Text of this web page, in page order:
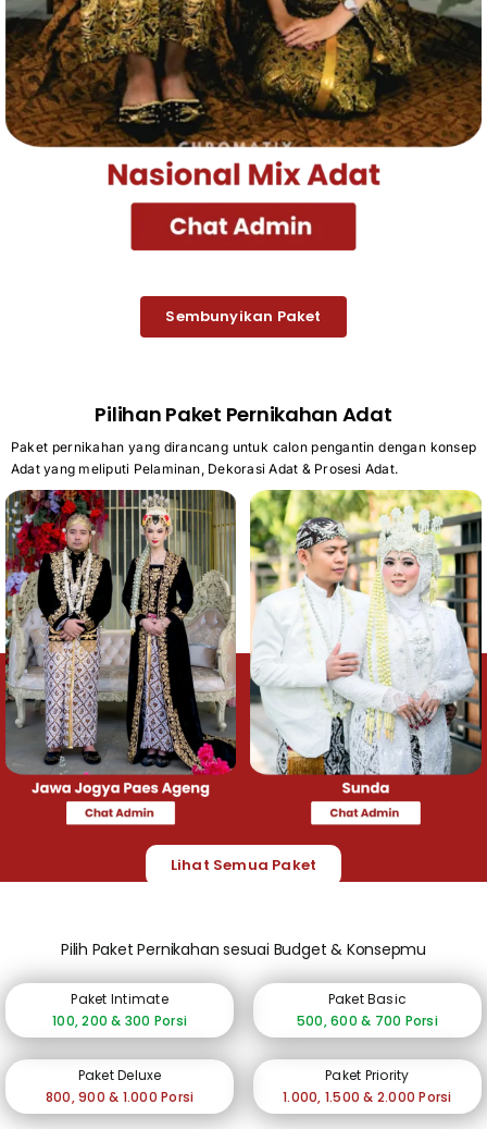
Sembunyikan Paket
Pilihan Paket Pernikahan Adat
Paket pernikahan yang dirancang untuk calon pengantin dengan konsep
Adat yang meliputi Pelaminan, Dekorasi Adat & Prosesi Adat.
Lihat Semua Paket
Pilih Paket Pernikahan sesuai Budget & Konsepmu
Paket Intimate
100, 200 & 300 Porsi
Paket Basic
500, 600 & 700 Porsi
Paket Deluxe
800, 900 & 1.000 Porsi
Paket Priority
1.000, 1.500 & 2.000 Porsi